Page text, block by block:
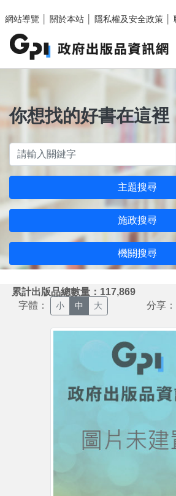
網站導覽
關於本站 隱私權及安全政策
你想找的好書在這裡
主題搜尋
施政搜尋
機關搜尋
累計出版品總數量：117,869
字體： 小 中 大 分享：